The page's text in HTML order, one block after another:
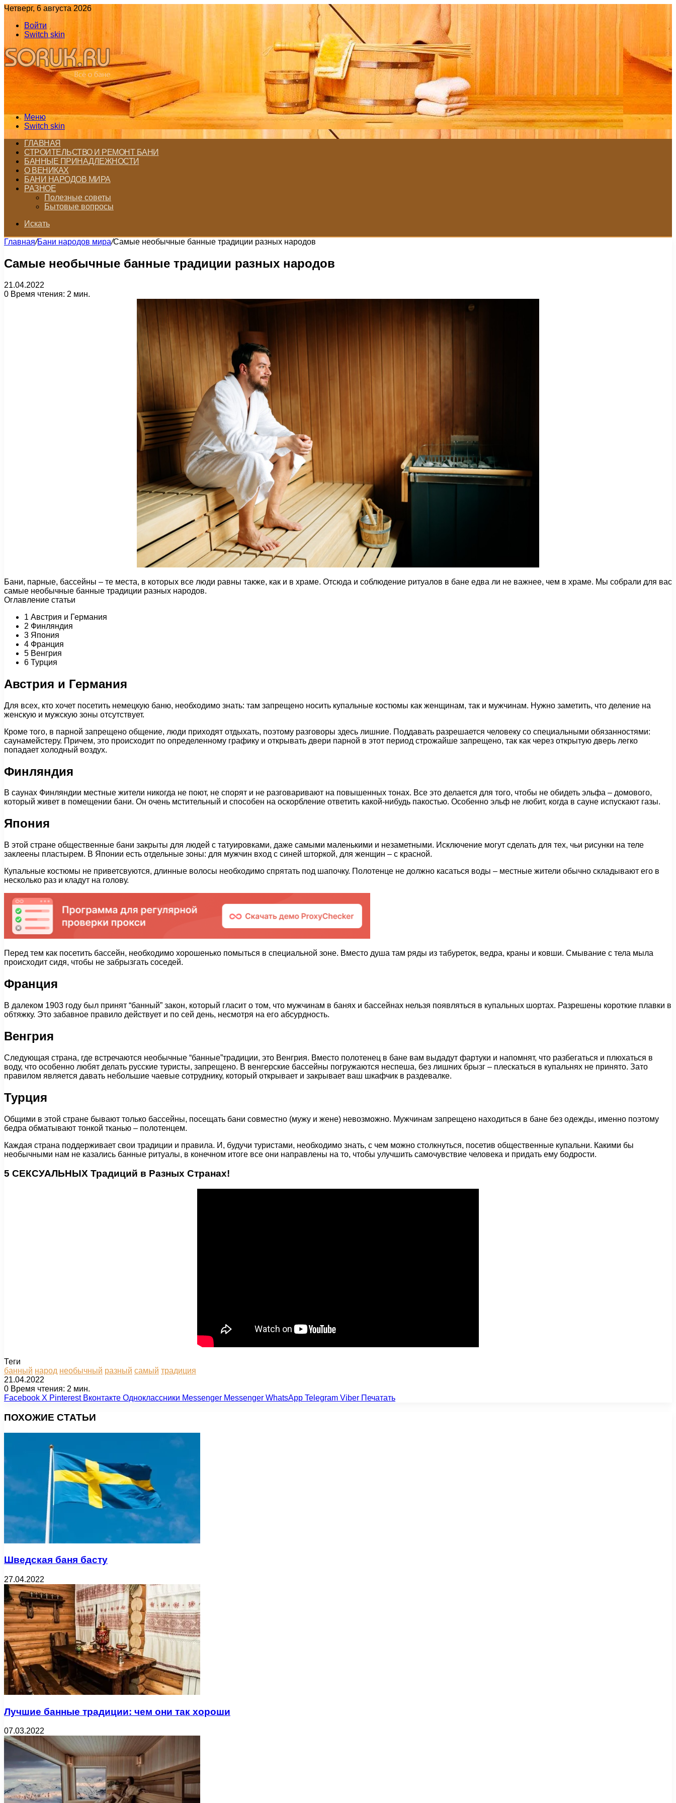
Четверг, 6 августа 2026
Войти
Switch skin
Меню
Switch skin
ГЛАВНАЯ
СТРОИТЕЛЬСТВО И РЕМОНТ БАНИ
БАННЫЕ ПРИНАДЛЕЖНОСТИ
О ВЕНИКАХ
БАНИ НАРОДОВ МИРА
РАЗНОЕ
Полезные советы
Бытовые вопросы
Искать
Главная/Бани народов мира/Самые необычные банные традиции разных народов
Самые необычные банные традиции разных народов
21.04.2022
0 Время чтения: 2 мин.
Бани, парные, бассейны – те места, в которых все люди равны также, как и в храме. Отсюда и соблюдение ритуалов в бане едва ли не важнее, чем в храме. Мы собрали для вас
самые необычные банные традиции разных народов.
Оглавление статьи
1 Австрия и Германия
2 Финляндия
3 Япония
4 Франция
5 Венгрия
6 Турция
Австрия и Германия
Для всех, кто хочет посетить немецкую баню, необходимо знать: там запрещено носить купальные костюмы как женщинам, так и мужчинам. Нужно заметить, что деление на
женскую и мужскую зоны отсутствует.
Кроме того, в парной запрещено общение, люди приходят отдыхать, поэтому разговоры здесь лишние. Поддавать разрешается человеку со специальными обязанностями:
саунамейстеру. Причем, это происходит по определенному графику и открывать двери парной в этот период строжайше запрещено, так как через открытую дверь легко
попадает холодный воздух.
Финляндия
В саунах Финляндии местные жители никогда не поют, не спорят и не разговаривают на повышенных тонах. Все это делается для того, чтобы не обидеть эльфа – домового,
который живет в помещении бани. Он очень мстительный и способен на оскорбление ответить какой-нибудь пакостью. Особенно эльф не любит, когда в сауне испускают газы.
Япония
В этой стране общественные бани закрыты для людей с татуировками, даже самыми маленькими и незаметными. Исключение могут сделать для тех, чьи рисунки на теле
заклеены пластырем. В Японии есть отдельные зоны: для мужчин вход с синей шторкой, для женщин – с красной.
Купальные костюмы не приветсвуются, длинные волосы необходимо спрятать под шапочку. Полотенце не должно касаться воды – местные жители обычно складывают его в
несколько раз и кладут на голову.
Перед тем как посетить бассейн, необходимо хорошенько помыться в специальной зоне. Вместо душа там ряды из табуреток, ведра, краны и ковши. Смывание с тела мыла
происходит сидя, чтобы не забрызгать соседей.
Франция
В далеком 1903 году был принят “банный” закон, который гласит о том, что мужчинам в банях и бассейнах нельзя появляться в купальных шортах. Разрешены короткие плавки в
обтяжку. Это забавное правило действует и по сей день, несмотря на его абсурдность.
Венгрия
Следующая страна, где встречаются необычные “банные”традиции, это Венгрия. Вместо полотенец в бане вам выдадут фартуки и напомнят, что разбегаться и плюхаться в
воду, что особенно любят делать русские туристы, запрещено. В венгерские бассейны погружаются неспеша, без лишних брызг – плескаться в купальнях не принято. Зато
правилом является давать небольшие чаевые сотруднику, который открывает и закрывает ваш шкафчик в раздевалке.
Турция
Общими в этой стране бывают только бассейны, посещать бани совместно (мужу и жене) невозможно. Мужчинам запрещено находиться в бане без одежды, именно поэтому
бедра обматывают тонкой тканью – полотенцем.
Каждая страна поддерживает свои традиции и правила. И, будучи туристами, необходимо знать, с чем можно столкнуться, посетив общественные купальни. Какими бы
необычными нам не казались банные ритуалы, в конечном итоге все они направлены на то, чтобы улучшить самочувствие человека и придать ему бодрости.
5 СЕКСУАЛЬНЫХ Традиций в Разных Странах!
Теги
банный народ необычный разный самый традиция
21.04.2022
0 Время чтения: 2 мин.
Facebook X Pinterest Вконтакте Одноклассники Messenger Messenger WhatsApp Telegram Viber Печатать
ПОХОЖИЕ СТАТЬИ
Шведская баня басту
27.04.2022
Лучшие банные традиции: чем они так хороши
07.03.2022